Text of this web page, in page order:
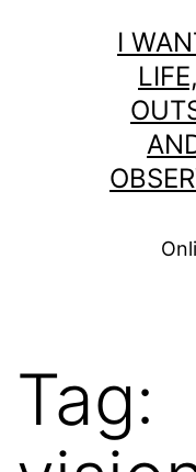
I
Tag: